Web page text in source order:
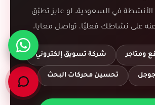
الأنشطة في السعودية. لو عايز تطبّق
عنه على نشاطك فعليًا، تواصل معايا.
ومتاجر شركة تسويق إلكتروني
جوجل تحسين محركات البحث